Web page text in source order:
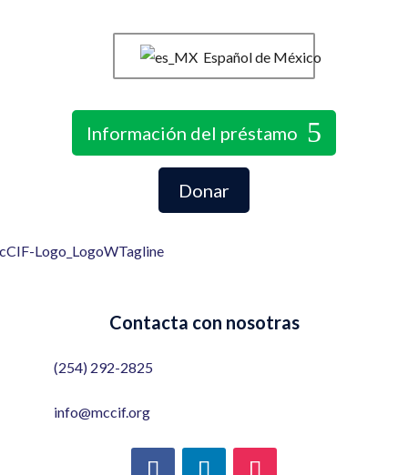
Español de México
Información del préstamo
Donar
Contacta con nosotras
(254) 292-2825
info@mccif.org